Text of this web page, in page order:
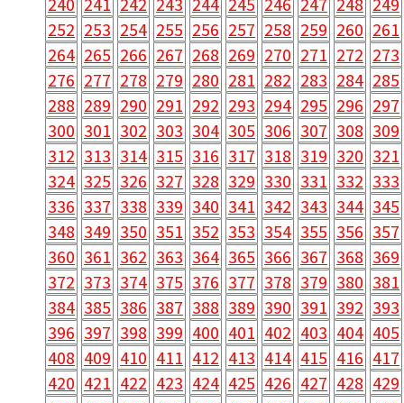
240 241 242 243 244 245 246 247 248 249
252 253 254 255 256 257 258 259 260 261
264 265 266 267 268 269 270 271 272 273
276 277 278 279 280 281 282 283 284 285
288 289 290 291 292 293 294 295 296 297
300 301 302 303 304 305 306 307 308 309
312 313 314 315 316 317 318 319 320 321
324 325 326 327 328 329 330 331 332 333
336 337 338 339 340 341 342 343 344 345
348 349 350 351 352 353 354 355 356 357
360 361 362 363 364 365 366 367 368 369
372 373 374 375 376 377 378 379 380 381
384 385 386 387 388 389 390 391 392 393
396 397 398 399 400 401 402 403 404 405
408 409 410 411 412 413 414 415 416 417
420 421 422 423 424 425 426 427 428 429